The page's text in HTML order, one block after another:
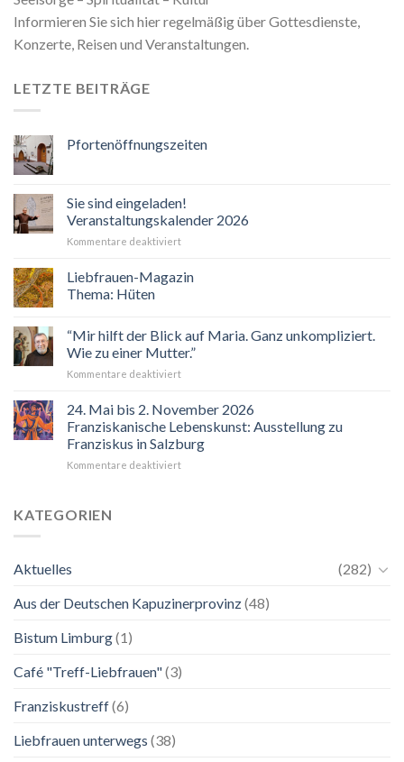
Informieren Sie sich hier regelmäßig über Gottesdienste,
Konzerte, Reisen und Veranstaltungen.
LETZTE BEITRÄGE
Pfortenöffnungszeiten
Sie sind eingeladen!
Veranstaltungskalender 2026
Kommentare deaktiviertfür
sind
eingeladen!
Liebfrauen-Magazin
Thema: Hüten
“Mir hilft der Blick auf Maria. Ganz unkompliziert.
Wie zu einer Mutter.”
Kommentare deaktiviertfür
hilft
der
Blick
auf
Maria.
24. Mai bis 2. November 2026
Franziskanische Lebenskunst: Ausstellung zu
Franziskus in Salzburg
Kommentare deaktiviertfür
Ausstellung
KATEGORIEN
Aktuelles
(282)
Aus der Deutschen Kapuzinerprovinz(48)
Bistum Limburg(1)
Café "Treff-Liebfrauen"(3)
Franziskustreff(6)
Liebfrauen unterwegs (38)